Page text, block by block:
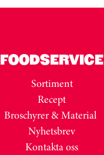
FOODSERVICE
Sortiment
Recept
Broschyrer & Material
Nyhetsbrev
Kontakta oss